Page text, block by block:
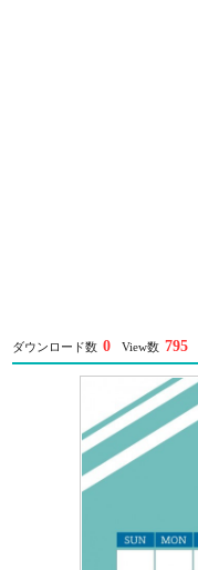
ダウンロード数 0 View数 795